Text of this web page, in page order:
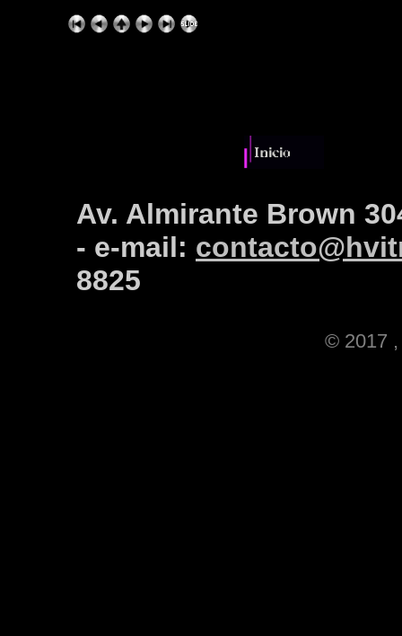
Av. Almirante Brown
- e-mail:
8825
© 2017 ,